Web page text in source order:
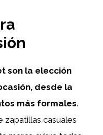
son la elección
desde la
más formales.
zapatillas casuales